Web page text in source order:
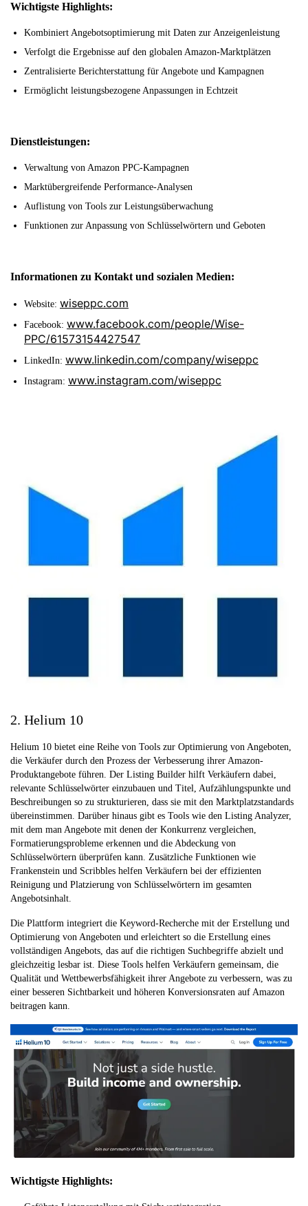
Wichtigste Highlights:
Kombiniert Angebotsoptimierung mit Daten zur Anzeigenleistung
Verfolgt die Ergebnisse auf den globalen Amazon-Marktplätzen
Zentralisierte Berichterstattung für Angebote und Kampagnen
Ermöglicht leistungsbezogene Anpassungen in Echtzeit
Dienstleistungen:
Verwaltung von Amazon PPC-Kampagnen
Marktübergreifende Performance-Analysen
Auflistung von Tools zur Leistungsüberwachung
Funktionen zur Anpassung von Schlüsselwörtern und Geboten
Informationen zu Kontakt und sozialen Medien:
Website: wiseppc.com
Facebook: www.facebook.com/people/Wise-
PPC/61573154427547
LinkedIn: www.linkedin.com/company/wiseppc
Instagram: www.instagram.com/wiseppc
2. Helium 10
Helium 10 bietet eine Reihe von Tools zur Optimierung von Angeboten,
die Verkäufer durch den Prozess der Verbesserung ihrer Amazon-
Produktangebote führen. Der Listing Builder hilft Verkäufern dabei,
relevante Schlüsselwörter einzubauen und Titel, Aufzählungspunkte und
Beschreibungen so zu strukturieren, dass sie mit den Marktplatzstandards
übereinstimmen. Darüber hinaus gibt es Tools wie den Listing Analyzer,
mit dem man Angebote mit denen der Konkurrenz vergleichen,
Formatierungsprobleme erkennen und die Abdeckung von
Schlüsselwörtern überprüfen kann. Zusätzliche Funktionen wie
Frankenstein und Scribbles helfen Verkäufern bei der effizienten
Reinigung und Platzierung von Schlüsselwörtern im gesamten
Angebotsinhalt.
Die Plattform integriert die Keyword-Recherche mit der Erstellung und
Optimierung von Angeboten und erleichtert so die Erstellung eines
vollständigen Angebots, das auf die richtigen Suchbegriffe abzielt und
gleichzeitig lesbar ist. Diese Tools helfen Verkäufern gemeinsam, die
Qualität und Wettbewerbsfähigkeit ihrer Angebote zu verbessern, was zu
einer besseren Sichtbarkeit und höheren Konversionsraten auf Amazon
beitragen kann.
Wichtigste Highlights: